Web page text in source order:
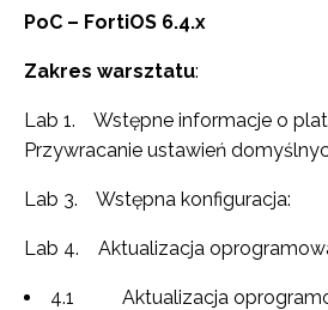
PoC – FortiOS 6.4.x
Zakres warsztatu:
Lab 1. Wstępne informacje o
Przywracanie ustawień
Lab 3. Wstępna konfiguracja:
Lab 4. Aktualizacja
4.1 Aktualizacja